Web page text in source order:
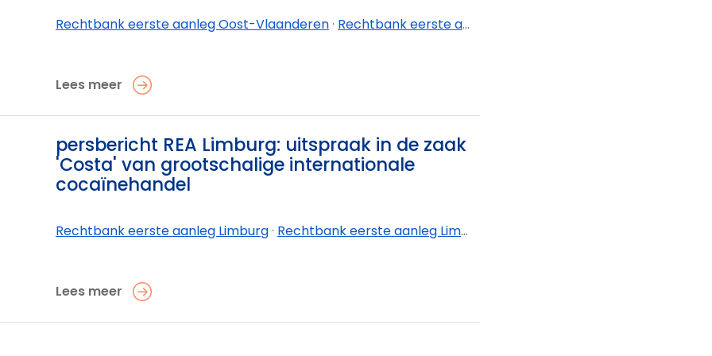
Rechtbank eerste aanleg Oost-Vlaanderen· Rechtbank eerste aanleg Oost-Vlaanderen - afdeling Oudenaarde
Lees meer
persbericht REA Limburg: uitspraak in de zaak
'Costa' van grootschalige internationale
cocaïnehandel
Rechtbank eerste aanleg Limburg· Rechtbank eerste aanleg Limburg - afdeling Tongeren-Borgloon
Lees meer